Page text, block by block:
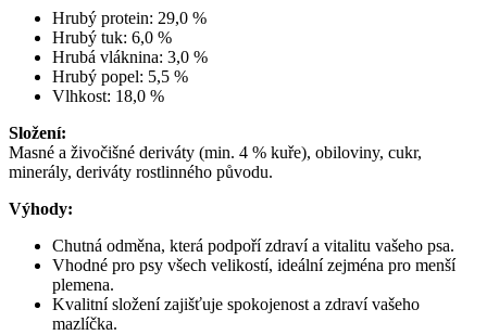
Hrubý protein: 29,0 %
Hrubý tuk: 6,0 %
Hrubá vláknina: 3,0 %
Hrubý popel: 5,5 %
Vlhkost: 18,0 %
Složení:
Masné a živočišné deriváty (min. 4 % kuře), obiloviny, cukr,
minerály, deriváty rostlinného původu.
Výhody:
Chutná odměna, která podpoří zdraví a vitalitu vašeho psa.
Vhodné pro psy všech velikostí, ideální zejména pro menší
plemena.
Kvalitní složení zajišťuje spokojenost a zdraví vašeho
mazlíčka.